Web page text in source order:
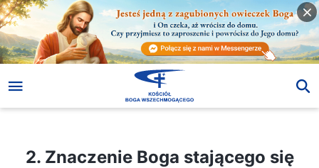
2. Znaczenie Boga stającego się ciałem
2. Znaczenie Boga stającego się